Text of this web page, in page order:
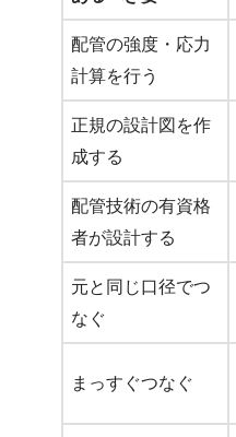
配管の強度・応力
計算を行う
正規の設計図を作
成する
配管技術の有資格
者が設計する
元と同じ口径でつ
なぐ
まっすぐつなぐ